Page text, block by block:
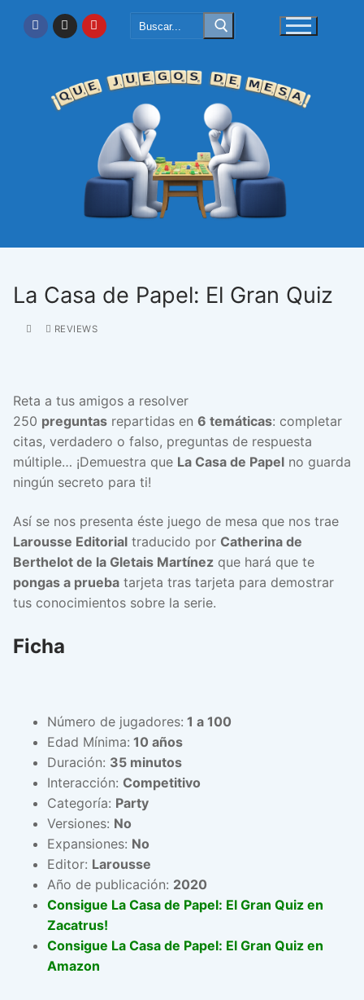
Buscar:
La Casa de Papel: El Gran Quiz
REVIEWS
Reta a tus amigos a resolver
250 preguntas repartidas en 6 temáticas: completar
citas, verdadero o falso, preguntas de respuesta
múltiple… ¡Demuestra que La Casa de Papel no guarda
ningún secreto para ti!
Así se nos presenta éste juego de mesa que nos trae
Larousse Editorial traducido por Catherina de
Berthelot de la Gletais Martínez que hará que te
pongas a prueba tarjeta tras tarjeta para demostrar
tus conocimientos sobre la serie.
Ficha
Número de jugadores: 1 a 100
Edad Mínima: 10 años
Duración: 35 minutos
Interacción: Competitivo
Categoría: Party
Versiones: No
Expansiones: No
Editor: Larousse
Año de publicación: 2020
Consigue La Casa de Papel: El Gran Quiz en
Zacatrus!
Consigue La Casa de Papel: El Gran Quiz en
Amazon